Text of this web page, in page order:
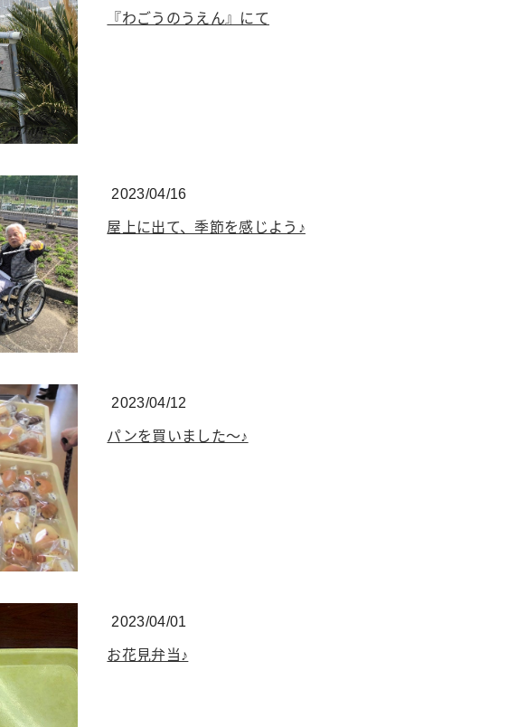
『わごうのうえん』にて
2023/04/16
屋上に出て、季節を感じよう♪
2023/04/12
パンを買いました～♪
2023/04/01
お花見弁当♪